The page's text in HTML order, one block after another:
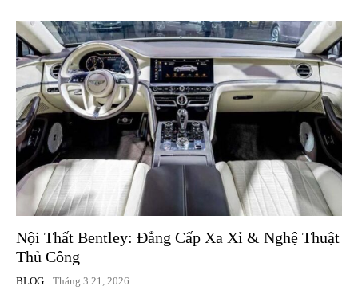
Nội Thất Bentley: Đẳng Cấp Xa Xỉ & Nghệ Thuật
Thủ Công
BLOG
Tháng 3 21, 2026